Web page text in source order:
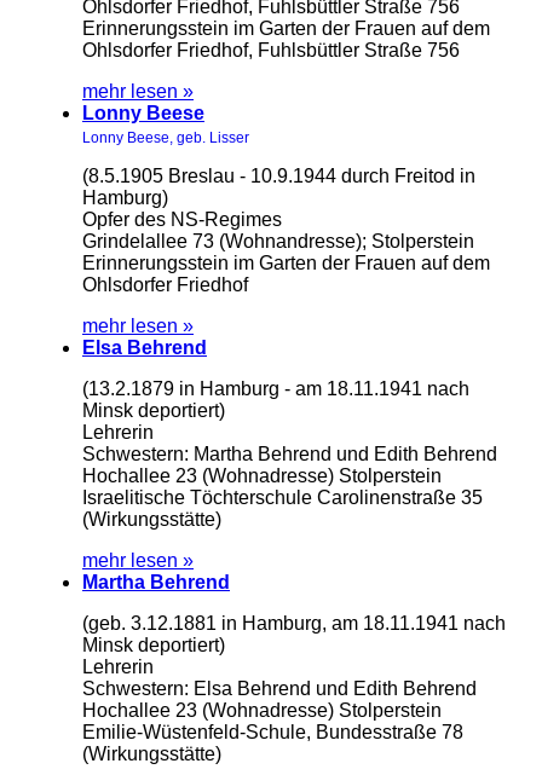
Ohlsdorfer Friedhof, Fuhlsbüttler Straße 756
Erinnerungsstein im Garten der Frauen auf dem
Ohlsdorfer Friedhof, Fuhlsbüttler Straße 756
mehr lesen »
Lonny Beese
Lonny Beese, geb. Lisser
(8.5.1905 Breslau - 10.9.1944 durch Freitod in
Hamburg)
Opfer des NS-Regimes
Grindelallee 73 (Wohnandresse); Stolperstein
Erinnerungsstein im Garten der Frauen auf dem
Ohlsdorfer Friedhof
mehr lesen »
Elsa Behrend
(13.2.1879 in Hamburg - am 18.11.1941 nach
Minsk deportiert)
Lehrerin
Schwestern: Martha Behrend und Edith Behrend
Hochallee 23 (Wohnadresse) Stolperstein
Israelitische Töchterschule Carolinenstraße 35
(Wirkungsstätte)
mehr lesen »
Martha Behrend
(geb. 3.12.1881 in Hamburg, am 18.11.1941 nach
Minsk deportiert)
Lehrerin
Schwestern: Elsa Behrend und Edith Behrend
Hochallee 23 (Wohnadresse) Stolperstein
Emilie-Wüstenfeld-Schule, Bundesstraße 78
(Wirkungsstätte)